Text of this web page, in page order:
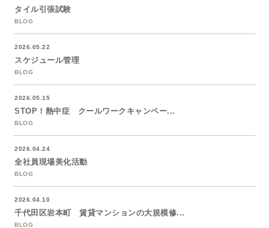
タイル引張試験
BLOG
2026.05.22
スケジュール管理
BLOG
2026.05.15
STOP！熱中症 クールワークキャンペー...
BLOG
2026.04.24
全社員現場美化活動
BLOG
2026.04.10
千代田区岩本町 賃貸マンションの大規模修...
BLOG